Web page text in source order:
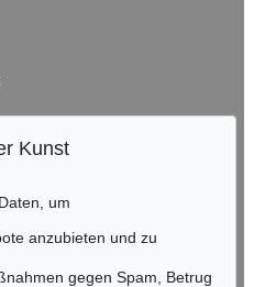
Kunst
um
anzubieten und zu
gegen Spam, Betrug